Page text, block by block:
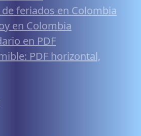
feriados en Colombia
en Colombia
en PDF
PDF horizontal,